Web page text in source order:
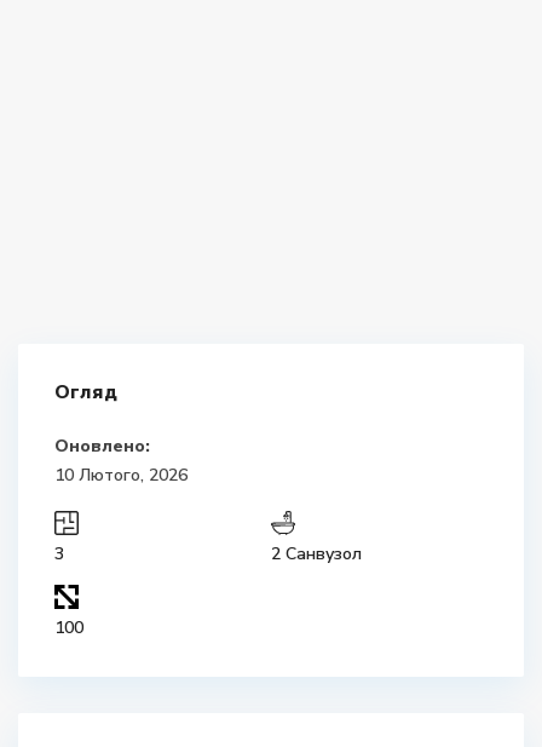
Огляд
Оновлено:
10 Лютого, 2026
3 2 Санвузол
100